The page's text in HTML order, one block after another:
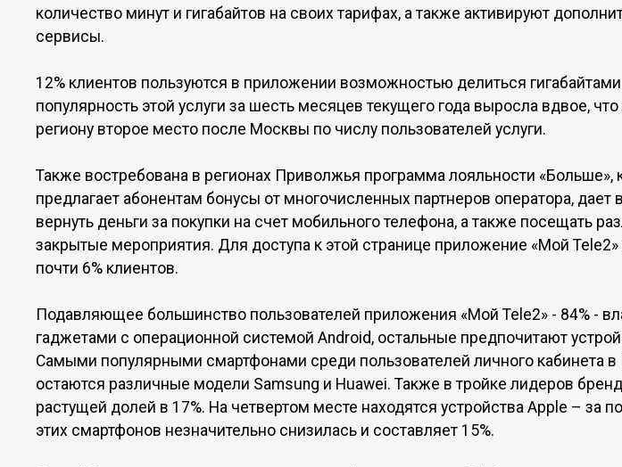
количество минут и гигабайтов на своих тарифах, а также активируют
сервисы.
12% клиентов пользуются в приложении возможностью делиться
популярность этой услуги за шесть месяцев текущего года выросла вдвое,
региону второе место после Москвы по числу пользователей услуги.
Также востребована в регионах Приволжья программа лояльности «Больше»,
предлагает абонентам бонусы от многочисленных партнеров оператора, дает
вернуть деньги за покупки на счет мобильного телефона, а также посещать
закрытые мероприятия. Для доступа к этой странице приложение «Мой
почти 6% клиентов.
Подавляющее большинство пользователей приложения «Мой Tele2» - 84% -
гаджетами с операционной системой Android, остальные предпочитают
Самыми популярными смартфонами среди пользователей личного кабинета
остаются различные модели Samsung и Huawei. Также в тройке лидеров
растущей долей в 17%. На четвертом месте находятся устройства Apple – за
этих смартфонов незначительно снизилась и составляет 15%.